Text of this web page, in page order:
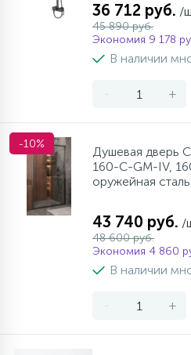
36 712 руб. /
45 890 руб.
Экономия 9 178
В наличии
- +
-10%
Душевая дверь
160-C-GM-IV,
оружейная
43 740 руб. /
48 600 руб.
Экономия 4 860
В наличии
- +